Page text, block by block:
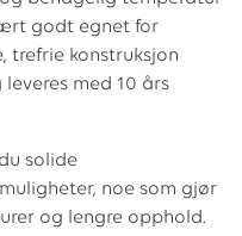
godt egnet for
trefrie konstruksjon
med 10 års
solide
noe som gjør
og lengre opphold.